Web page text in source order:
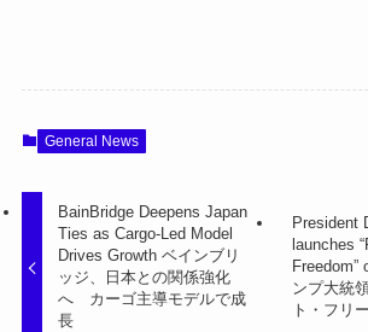
General News
BainBridge Deepens Japan
Ties as Cargo-Led Model
Drives Growth ベインブリ
ッジ、日本との関係強化
へ カーゴ主導モデルで成
長
President
launches
ンプ大統
ト・フリ